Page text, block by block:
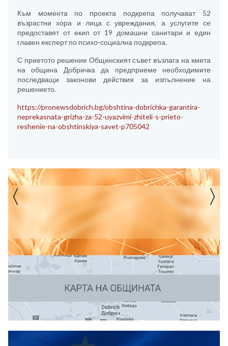
Към момента по проекта подкрепа получават 52
възрастни хора и лица с увреждания, а услугите се
предоставят от екип от 19 домашни санитари и един
главен експерт по психо-социална подкрепа.
С приетото решение Общинският съвет възлага на кмета
на община Добричка да предприеме необходимите
последващи законови действия за изпълнение на
решението.
https://pronewsdobrich.bg/obshtina-dobrichka-garantira-
neprekasnata-grizha-za-52-uyazvimi-zhiteli-s-prieto-
reshenie-na-obshtinskiya-savet-p705042